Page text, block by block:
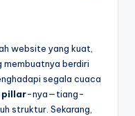
website yang kuat,
membuatnya berdiri
segala cuaca
pillar-nya—tiang-
struktur. Sekarang,